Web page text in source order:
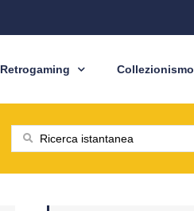
Retrogaming Collezionismo